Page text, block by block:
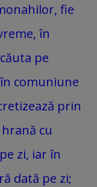
fie
în
pe
comuniune
prin
cu
zi, iar în
dată pe zi;